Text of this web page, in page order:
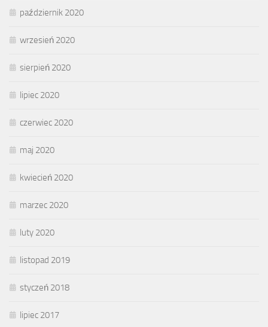
październik 2020
wrzesień 2020
sierpień 2020
lipiec 2020
czerwiec 2020
maj 2020
kwiecień 2020
marzec 2020
luty 2020
listopad 2019
styczeń 2018
lipiec 2017